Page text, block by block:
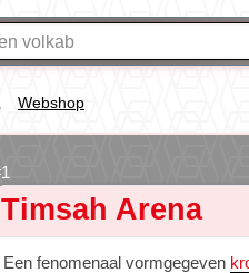
Webshop
Timsah Arena
Een fenomenaal vormgegeven